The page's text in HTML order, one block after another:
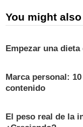
You might
Empezar una
Marca personal:
contenido
El peso real de la